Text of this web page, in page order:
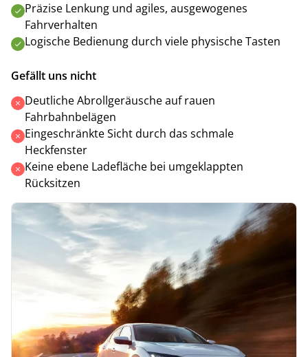
Präzise Lenkung und agiles, ausgewogenes
Fahrverhalten
Logische Bedienung durch viele physische Tasten
Gefällt uns nicht
Deutliche Abrollgeräusche auf rauen
Fahrbahnbelägen
Eingeschränkte Sicht durch das schmale
Heckfenster
Keine ebene Ladefläche bei umgeklappten
Rücksitzen